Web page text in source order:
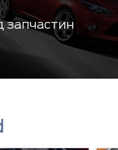
запчастин